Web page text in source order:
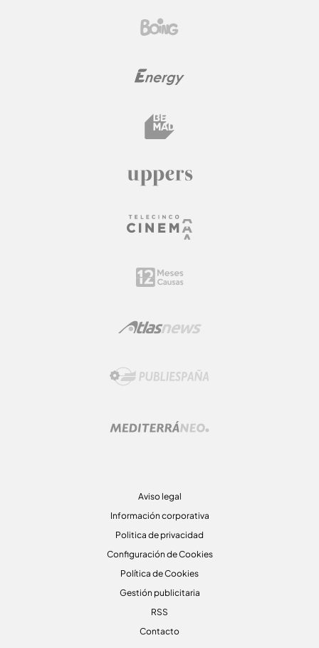
Aviso legal
Información corporativa
Politica de privacidad
Configuración de Cookies
Política de Cookies
Gestión publicitaria
RSS
Contacto